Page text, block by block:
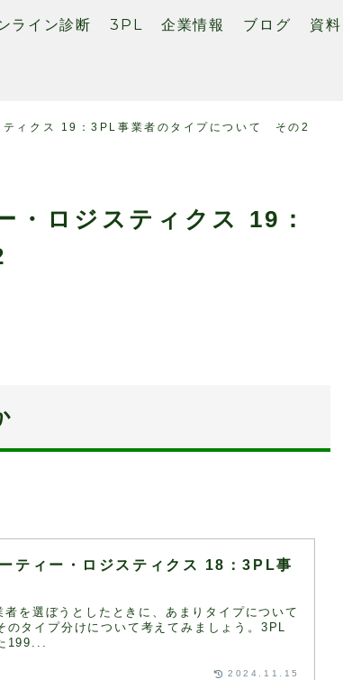
ライン診断 3PL 企業情報 ブログ 資
ティクス 19：3PL事業者のタイプについて その2
・ロジスティクス 19：
ティー・ロジスティクス 18：3PL事
を選ぼうとしたときに、あまりタイプについて
のタイプ分けについて考えてみましょう。3PL
199...
2024.11.15